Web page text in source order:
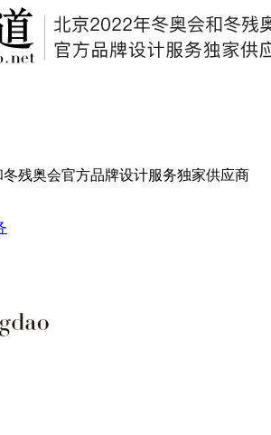
冬残奥会官方品牌设计服务独家供应商